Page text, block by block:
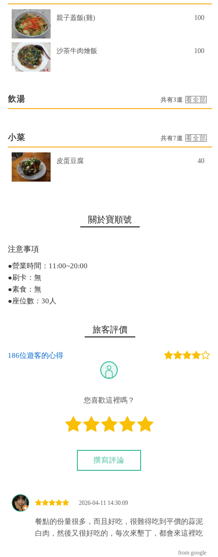
親子蓋飯(雞) 100
沙茶牛肉燴飯 100
飲湯 共有3道
小菜 共有7道
皮蛋豆腐 40
關於寶順號
注意事項
●營業時間：11:00~20:00
●刷卡：無
●素食：無
●座位數：30人
旅客評價
186位遊客的心得
您喜歡這裡嗎？
撰寫評論
2026-04-11 14:30:09
餐點的份量很多，而且好吃，很難得吃到平價的蒜泥
白肉，然後又很好吃的，每次來墾丁，都會來這裡吃
from google